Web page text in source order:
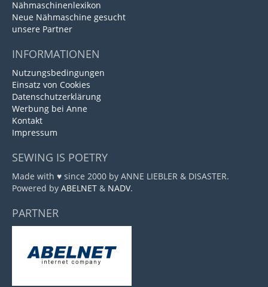
Nähmaschinenlexikon
Neue Nähmaschine gesucht
unsere Partner
INFORMATIONEN
Nutzungsbedingungen
Einsatz von Cookies
Datenschutzerklärung
Werbung bei Anne
Kontakt
Impressum
SEWING IS POETRY
Made with ♥ since 2000 by ANNE LIEBLER & DISASTER.
Powered by ABELNET & NADV.
PARTNER